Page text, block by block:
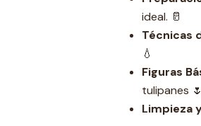
ideal. 🥛
Técnicas
💧
Figuras
tulipanes
Limpieza